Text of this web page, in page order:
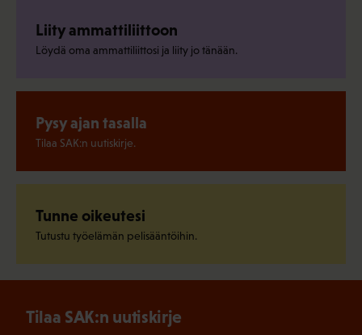
Liity ammattiliittoon
Löydä oma ammattiliittosi ja liity jo tänään.
Pysy ajan tasalla
Tilaa SAK:n uutiskirje.
Tunne oikeutesi
Tutustu työelämän pelisääntöihin.
Tilaa SAK:n uutiskirje